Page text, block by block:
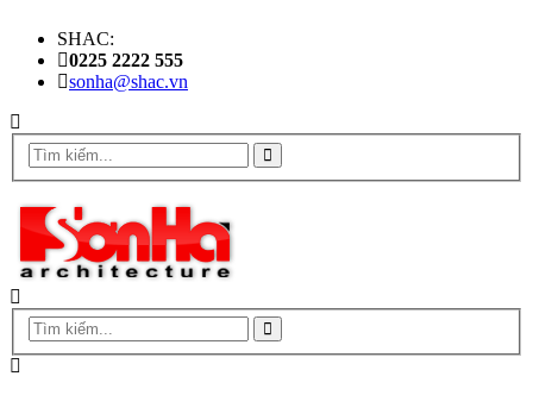
SHAC:
0225 2222 555
sonha@shac.vn